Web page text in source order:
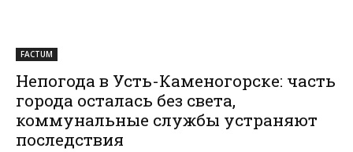
FACTUM
Непогода в Усть-Каменогорске: часть
города осталась без света,
коммунальные службы устраняют
последствия